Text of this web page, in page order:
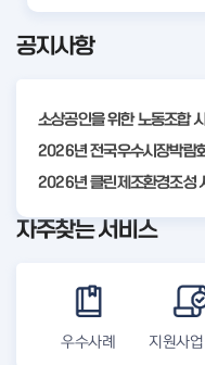
I
4
공지사항
소상공인을 위한 노동조합
2026년 전국우수시장박람
자주찾는 서비스
우수사례 지원사